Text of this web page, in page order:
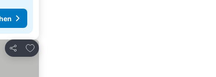
Teilen
Zu Favoriten hinzufügen